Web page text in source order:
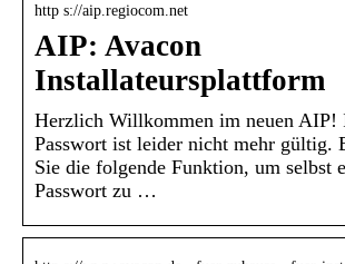
http s://aip.regiocom.net
AIP: Avacon
Installateursplattform
Herzlich Willkommen im neuen AIP!
Passwort ist leider nicht mehr gültig.
Sie die folgende Funktion, um selbst
Passwort zu …